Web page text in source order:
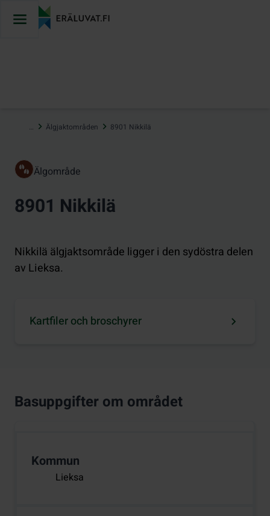
… Älgjaktområden 8901 Nikkilä
Älgområde
8901 Nikkilä
Nikkilä älgjaktsområde ligger i den sydöstra delen
av Lieksa.
Kartfiler och broschyrer
Basuppgifter om området
Kommun
Lieksa